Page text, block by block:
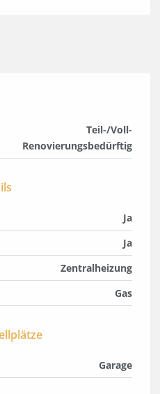
Teil-/Voll-
Renovierungsbedürftig
Ja
Ja
Zentralheizung
Gas
Garage